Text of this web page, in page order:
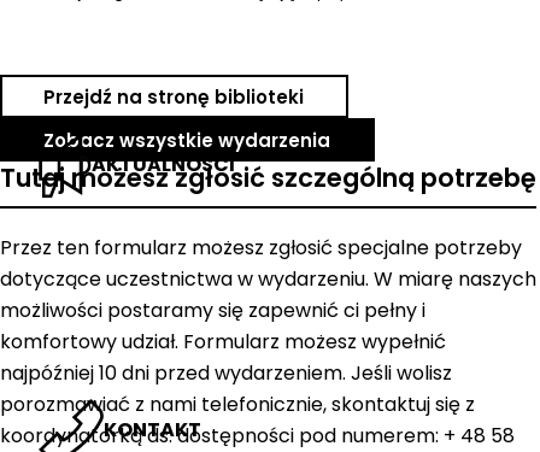
AKTUALNOŚCI
KONTAKT
Przejdź na stronę biblioteki
Zobacz wszystkie wydarzenia
Tutaj możesz zgłosić szczególną potrzebę
Przez ten formularz możesz zgłosić specjalne potrzeby
dotyczące uczestnictwa w wydarzeniu. W miarę naszych
możliwości postaramy się zapewnić ci pełny i
komfortowy udział. Formularz możesz wypełnić
najpóźniej 10 dni przed wydarzeniem. Jeśli wolisz
porozmawiać z nami telefonicznie, skontaktuj się z
koordynatorką ds. dostępności pod numerem: + 48 58